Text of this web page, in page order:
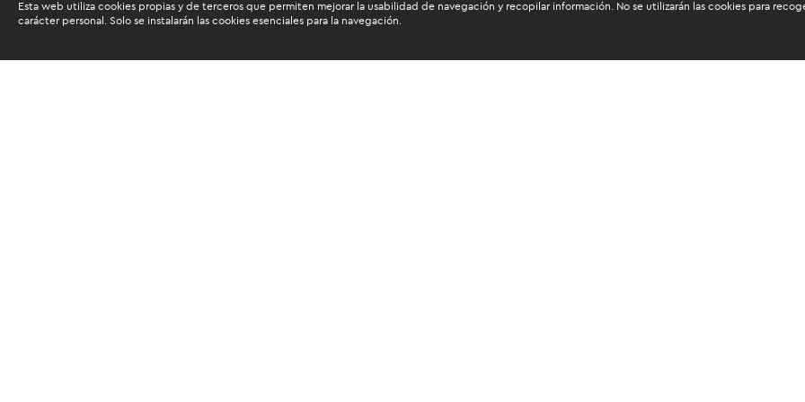
Esta web utiliza cookies propias y de terceros que permiten mejorar la usabilidad de navegación y recopilar información. No se utilizarán las cookies para
carácter personal. Solo se instalarán las cookies esenciales para la navegación.